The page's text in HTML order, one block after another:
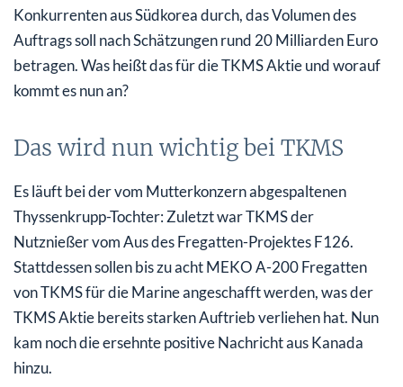
Konkurrenten aus Südkorea durch, das Volumen des
Auftrags soll nach Schätzungen rund 20 Milliarden Euro
betragen. Was heißt das für die TKMS Aktie und worauf
kommt es nun an?
Das wird nun wichtig bei TKMS
Es läuft bei der vom Mutterkonzern abgespaltenen
Thyssenkrupp-Tochter: Zuletzt war TKMS der
Nutznießer vom Aus des Fregatten-Projektes F126.
Stattdessen sollen bis zu acht MEKO A-200 Fregatten
von TKMS für die Marine angeschafft werden, was der
TKMS Aktie bereits starken Auftrieb verliehen hat. Nun
kam noch die ersehnte positive Nachricht aus Kanada
hinzu.